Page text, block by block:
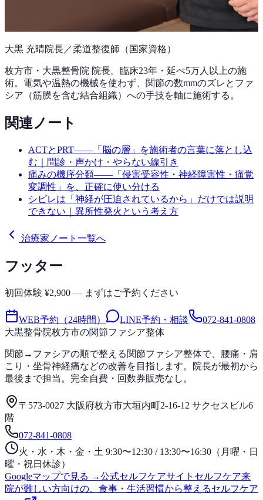
大黒 充晴院長／柔道整復師（国家資格）
枚方市・大黒整骨院 院長。 臨床23年 ・延べ5万人以上の施
術。電気や温熱の機械を使わず、関節の数mmのズレとファ
シア（筋膜を含む結合組織）への手技を軸に施術する。
関連ノート
ACTとPRT——「脳の層」を施術者の言葉に落とし込
む｜問診・声かけ・やらない線引き
痛みの機序分類——「侵害受容性・神経障害性・痛覚
変調性」を、正確に使い分ける
シビレは「神経が圧迫されているから」だけでは説明
できない｜異所性発火という考え方
治療家ノート一覧へ
フッター
初回体験 ¥2,900 — まずはご予約ください
WEB予約（24時間） LINE予約・相談
072-841-0808
大黒整骨院枚方市の関節ファシア整体
関節→ファシアの順で整える関節ファシア整体で、腰痛・肩
こり・坐骨神経痛などの改善を目指します。院長が最初から
最後まで担当。完全自費・回数券販売なし。
〒573-0027 大阪府枚方市大垣内町2-16-12 サクセスビル6
階
072-841-0808
火・水・木・金・土 9:30〜12:30 / 13:30〜16:30（月曜・日
曜・祝日休診）
Googleマップで見る →公式セルフケアサイト セルフケア来
院が難しい方向けの、食事・生活習慣から整えるセルフケア